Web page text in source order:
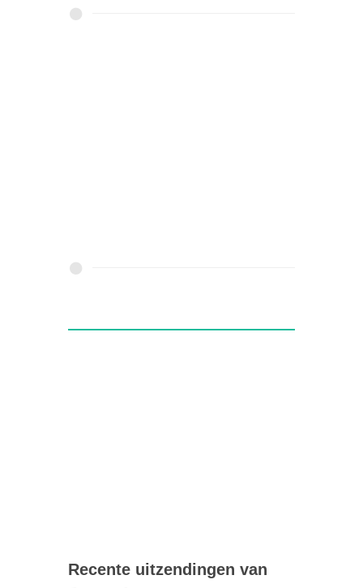
Recente uitzendingen van